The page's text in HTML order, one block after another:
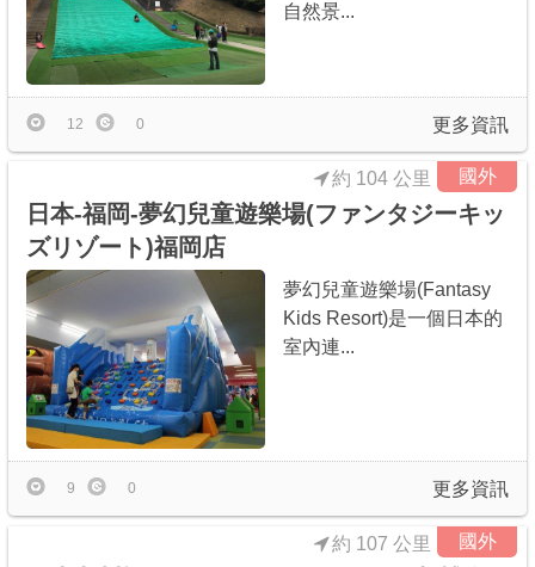
自然景...
更多資訊
12 0
國外
約 104 公里
日本-福岡-夢幻兒童遊樂場(ファンタジーキッ
ズリゾート)福岡店
夢幻兒童遊樂場(Fantasy
Kids Resort)是一個日本的
室內連...
更多資訊
9 0
國外
約 107 公里